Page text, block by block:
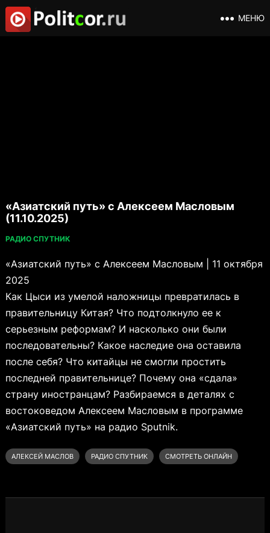
МЕНЮ
«Азиатский путь» с Алексеем Масловым
(11.10.2025)
РАДИО СПУТНИК
«Азиатский путь» с Алексеем Масловым | 11 октября
2025
Как Цыси из умелой наложницы превратилась в
правительницу Китая? Что подтолкнуло ее к
серьезным реформам? И насколько они были
последовательны? Какое наследие она оставила
после себя? Что китайцы не смогли простить
последней правительнице? Почему она «сдала»
страну иностранцам? Разбираемся в деталях с
востоковедом Алексеем Масловым в программе
«Азиатский путь» на радио Sputnik.
АЛЕКСЕЙ МАСЛОВ РАДИО СПУТНИК СМОТРЕТЬ ОНЛАЙН